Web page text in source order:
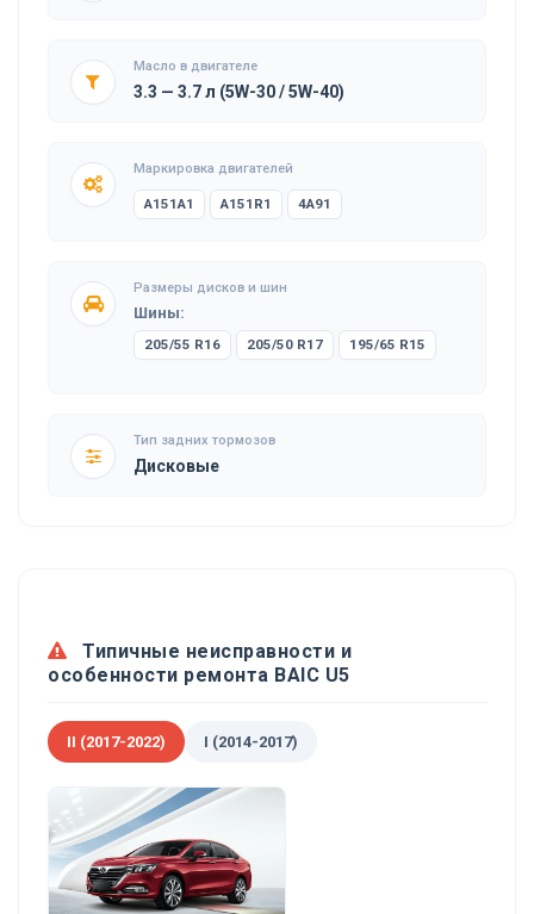
Масло в двигателе
3.3 — 3.7 л (5W-30 / 5W-40)
Маркировка двигателей
A151A1 A151R1 4A91
Размеры дисков и шин
Шины:
205/55 R16 205/50 R17 195/65 R15
Тип задних тормозов
Дисковые
Типичные неисправности и
особенности ремонта BAIC U5
II (2017-2022) I (2014-2017)